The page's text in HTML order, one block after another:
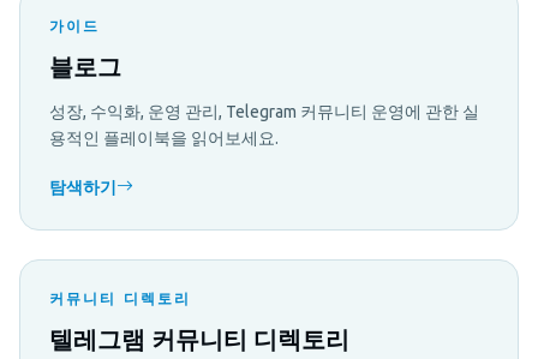
가이드
블로그
성장, 수익화, 운영 관리, Telegram 커뮤니티 운영에 관한 실
용적인 플레이북을 읽어보세요.
탐색하기
커뮤니티 디렉토리
텔레그램 커뮤니티 디렉토리